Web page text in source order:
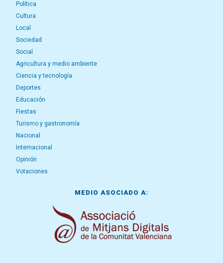
Política
Cultura
Local
Sociedad
Social
Agricultura y medio ambiente
Ciencia y tecnología
Deportes
Educación
Fiestas
Turismo y gastronomía
Nacional
Internacional
Opinión
Votaciones
MEDIO ASOCIADO A: